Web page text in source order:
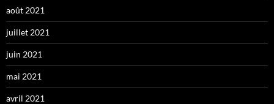
août 2021
juillet 2021
juin 2021
mai 2021
avril 2021